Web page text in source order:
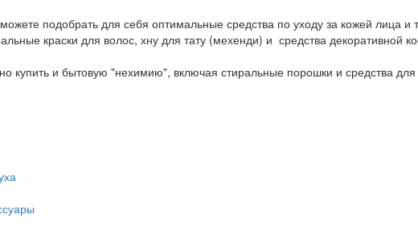
подобрать для себя оптимальные средства по уходу за кожей лица и
краски для волос, хну для тату (мехенди) и средства декоративной
купить и бытовую "нехимию", включая стиральные порошки и средства